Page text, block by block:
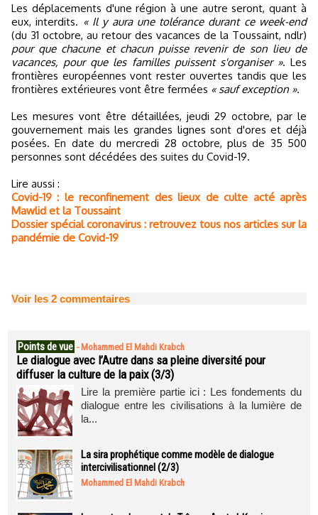
Les déplacements d'une région à une autre seront, quant à
eux, interdits. « Il y aura une tolérance durant ce week-end
(du 31 octobre, au retour des vacances de la Toussaint, ndlr)
pour que chacune et chacun puisse revenir de son lieu de
vacances, pour que les familles puissent s'organiser ». Les
frontières européennes vont rester ouvertes tandis que les
frontières extérieures vont être fermées « sauf exception ».
Les mesures vont être détaillées, jeudi 29 octobre, par le
gouvernement mais les grandes lignes sont d'ores et déjà
posées. En date du mercredi 28 octobre, plus de 35 500
personnes sont décédées des suites du Covid-19.
Lire aussi :
Covid-19 : le reconfinement des lieux de culte acté après
Mawlid et la Toussaint
Dossier spécial coronavirus : retrouvez tous nos articles sur la
pandémie de Covid-19
Voir les 2 commentaires
Points de vue - Mohammed El Mahdi Krabch
Le dialogue avec l’Autre dans sa pleine diversité pour
diffuser la culture de la paix (3/3)
Lire la première partie ici : Les fondements du
dialogue entre les civilisations à la lumière de
la...
La sira prophétique comme modèle de dialogue
intercivilisationnel (2/3)
Mohammed El Mahdi Krabch